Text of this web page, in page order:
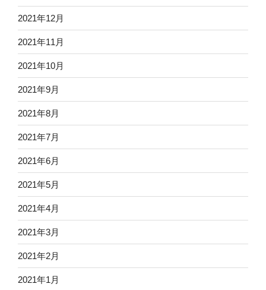
2021年12月
2021年11月
2021年10月
2021年9月
2021年8月
2021年7月
2021年6月
2021年5月
2021年4月
2021年3月
2021年2月
2021年1月